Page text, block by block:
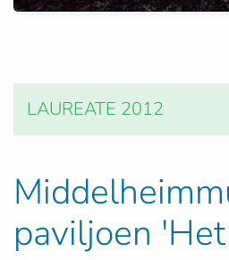
LAUREATE 2012
paviljoen